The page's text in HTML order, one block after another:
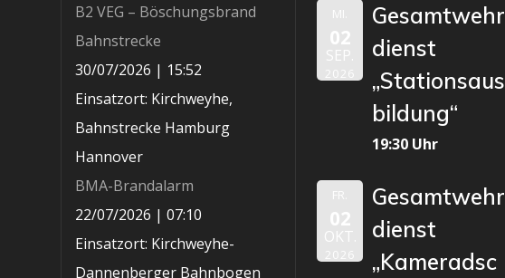
B2 VEG – Böschungsbrand
Bahnstrecke
30/07/2026 | 15:52
Einsatzort: Kirchweyhe,
Bahnstrecke Hamburg
Hannover
BMA-Brandalarm
22/07/2026 |07:10
Einsatzort: Kirchweyhe-
Dannenberger Bahnbogen
MI.
02
SEP.
2026
Gesamtwehr
dienst
„Stationsaus
bildung“
19:30 Uhr
FR.
02
OKT.
2026
Gesamtwehr
dienst
„Kameradsc